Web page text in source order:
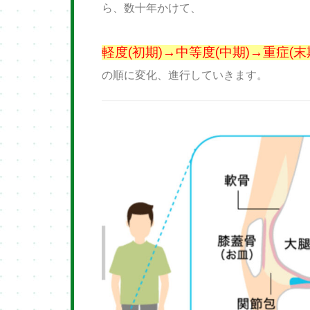
ら、数十年かけて、
軽度(初期)→中等度(中期)→重症(末
の順に変化、進行していきます。